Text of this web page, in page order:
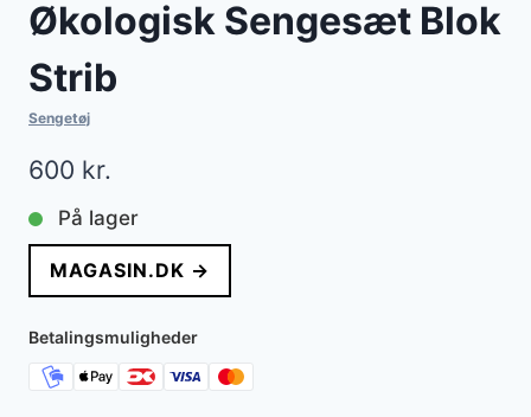
Økologisk Sengesæt Blok
Strib
Sengetøj
600 kr.
På lager
MAGASIN.DK →
Betalingsmuligheder